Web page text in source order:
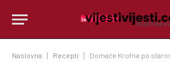
Naslovna Recepti Domaće Krofne po starom Bakinom receptu: